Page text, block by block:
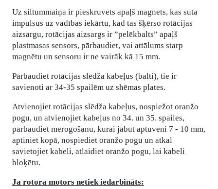
Uz siltummaiņa ir pieskrūvēts apaļš magnēts, kas sūta
impulsus uz vadības iekārtu, kad tas šķērso rotācijas
aizsargu, rotācijas aizsargs ir ”pelēkbalts” apaļš
plastmasas sensors, pārbaudiet, vai attālums starp
magnētu un sensoru ir ne vairāk kā 15 mm.
Pārbaudiet rotācijas slēdža kabeļus (balti), tie ir
savienoti ar 34-35 spailēm uz shēmas plates.
Atvienojiet rotācijas slēdža kabeļus, nospiežot oranžo
pogu, un atvienojiet kabeļus no 34. un 35. spailes,
pārbaudiet mērogošanu, kurai jābūt aptuveni 7 - 10 mm,
aptiniet kopā, nospiediet oranžo pogu un atkal
savietojiet kabeli, atlaidiet oranžo pogu, lai kabeli
bloķētu.
Ja rotora motors netiek iedarbināts: